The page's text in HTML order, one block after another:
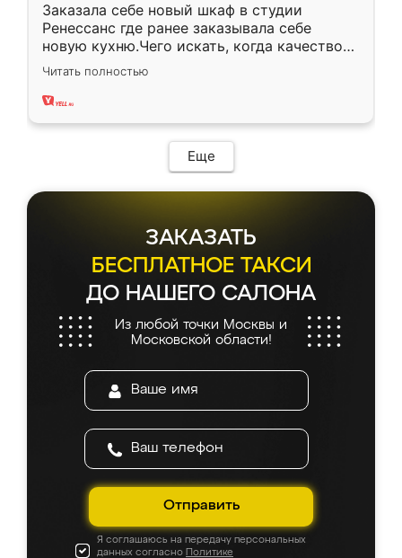
Заказала себе новый шкаф в студии
Ренессанс где ранее заказывала себе
новую кухню.Чего искать, когда качеством
вполне довольна. Служит кухня уже почти
два года, нареканий нет.
Читать полностью
Еще
ЗАКАЗАТЬ
БЕСПЛАТНОЕ ТАКСИ
ДО НАШЕГО САЛОНА
Из любой точки Москвы и
Московской области!
Отправить
Я соглашаюсь на передачу персональных
данных согласно Политике